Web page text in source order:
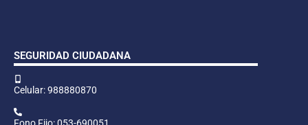
SEGURIDAD CIUDADANA
Celular: 988880870
Fono Fijo: 053-690051